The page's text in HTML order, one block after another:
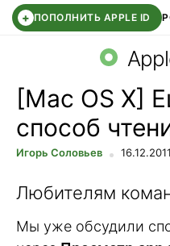
+ ПОПОЛНИТЬ APPLE ID
WHATSAPP DDE
[Mac OS X]
способ
Игорь Соловьев 16.12.2011
Любителям
Мы уже обсудили